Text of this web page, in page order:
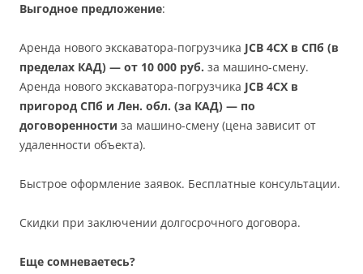
Выгодное предложение:
Аренда нового экскаватора-погрузчика JCB 4CX в СПб (в
пределах КАД) — от 10 000 руб. за машино-смену.
Аренда нового экскаватора-погрузчика JCB 4CX в
пригород СПб и Лен. обл. (за КАД) — по
договоренности за машино-смену (цена зависит от
удаленности объекта).
Быстрое оформление заявок. Бесплатные консультации.
Скидки при заключении долгосрочного договора.
Еще сомневаетесь?